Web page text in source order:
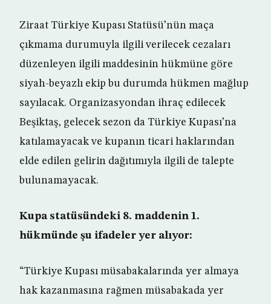
Ziraat Türkiye Kupası Statüsü’nün maça
çıkmama durumuyla ilgili verilecek cezaları
düzenleyen ilgili maddesinin hükmüne göre
siyah-beyazlı ekip bu durumda hükmen mağlup
sayılacak. Organizasyondan ihraç edilecek
Beşiktaş, gelecek sezon da Türkiye Kupası’na
katılamayacak ve kupanın ticari haklarından
elde edilen gelirin dağıtımıyla ilgili de talepte
bulunamayacak.
Kupa statüsündeki 8. maddenin 1.
hükmünde şu ifadeler yer alıyor:
“Türkiye Kupası müsabakalarında yer almaya
hak kazanmasına rağmen müsabakada yer